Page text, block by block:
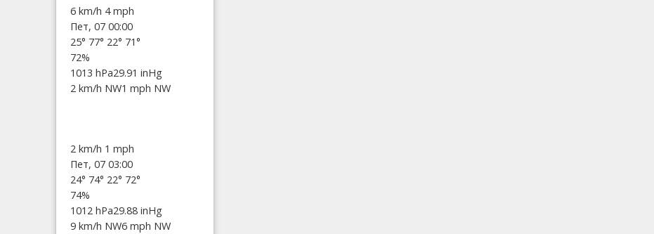
6 km/h 4 mph
Пет, 07 00:00
25° 77° 22° 71°
72%
1013 hPa29.91 inHg
2 km/h NW1 mph NW
2 km/h 1 mph
Пет, 07 03:00
24° 74° 22° 72°
74%
1012 hPa29.88 inHg
9 km/h NW6 mph NW